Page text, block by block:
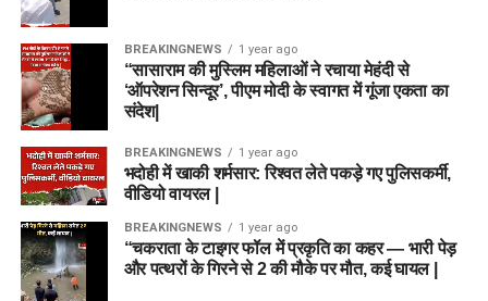
BREAKINGNEWS 1 year ago
“सासाराम की मुस्लिम महिलाओं ने रचाया मेहंदी से
‘ऑपरेशन सिन्दूर’, पीएम मोदी के स्वागत में गूंजा एकता का
संदेश|
BREAKINGNEWS 1 year ago
भदोही में खाकी शर्मसार: रिश्वत लेते पकड़े गए पुलिसकर्मी,
वीडियो वायरल |
BREAKINGNEWS 1 year ago
“चकराता के टाइगर फॉल में प्रकृति का कहर — भारी पेड़
और पत्थरों के गिरने से 2 की मौके पर मौत, कई घायल |